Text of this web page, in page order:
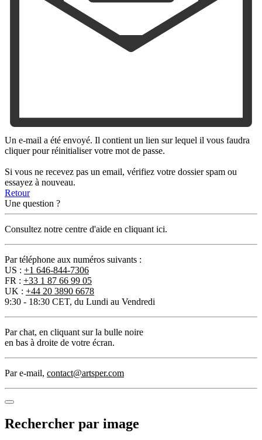
Un e-mail a été envoyé. Il contient un lien sur lequel il vous faudra
cliquer pour réinitialiser votre mot de passe.
Si vous ne recevez pas un email, vérifiez votre dossier spam ou
essayez à nouveau.
Retour
Une question ?
Consultez notre centre d'aide en cliquant ici.
Par téléphone aux numéros suivants :
US : +1 646-844-7306
FR : +33 1 87 66 99 05
UK : +44 20 3890 6678
9:30 - 18:30 CET, du Lundi au Vendredi
Par chat, en cliquant sur la bulle noire
en bas à droite de votre écran.
Par e-mail, contact@artsper.com
Rechercher par image